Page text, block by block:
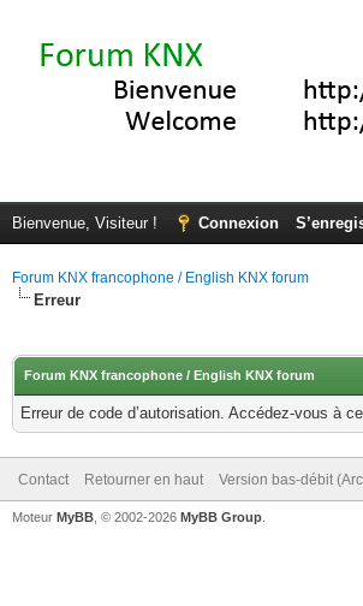
Bienvenue, Visiteur ! Connexion
Forum KNX francophone / English KNX forum
Erreur
Forum KNX francophone / English KNX forum
Erreur de code d’autorisation. Accédez-vous à
Contact Retourner en haut Version bas-débit
Moteur MyBB , © 2002-2026 MyBB Group